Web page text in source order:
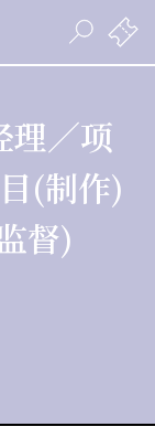
理／项
(制作)
督)